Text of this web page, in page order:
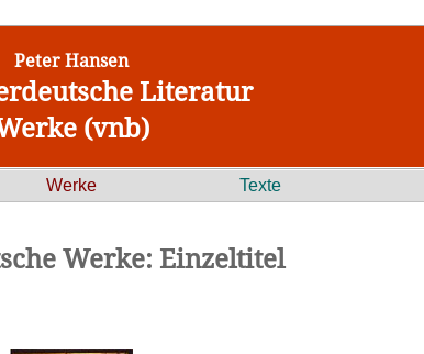
Peter Hansen
Literatur
(vnb)
Werke Texte
Werke: Einzeltitel